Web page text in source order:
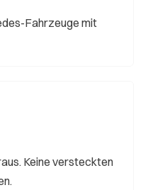
Fahrzeuge mit
Keine versteckten